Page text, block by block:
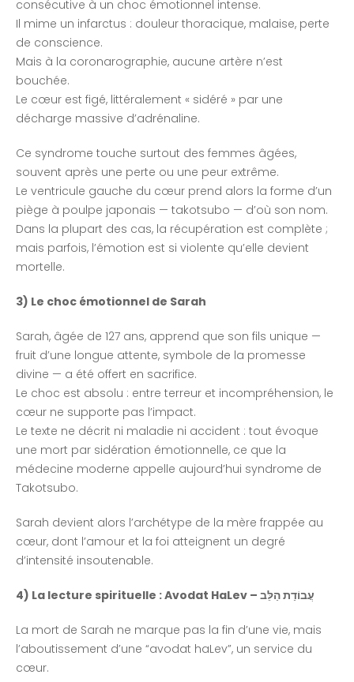
consécutive à un choc émotionnel intense.
Il mime un infarctus : douleur thoracique, malaise, perte
de conscience.
Mais à la coronarographie, aucune artère n’est
bouchée.
Le cœur est figé, littéralement « sidéré » par une
décharge massive d’adrénaline.
Ce syndrome touche surtout des femmes âgées,
souvent après une perte ou une peur extrême.
Le ventricule gauche du cœur prend alors la forme d’un
piège à poulpe japonais — takotsubo — d’où son nom.
Dans la plupart des cas, la récupération est complète ;
mais parfois, l’émotion est si violente qu’elle devient
mortelle.
3) Le choc émotionnel de Sarah
Sarah, âgée de 127 ans, apprend que son fils unique —
fruit d’une longue attente, symbole de la promesse
divine — a été offert en sacrifice.
Le choc est absolu : entre terreur et incompréhension, le
cœur ne supporte pas l’impact.
Le texte ne décrit ni maladie ni accident : tout évoque
une mort par sidération émotionnelle, ce que la
médecine moderne appelle aujourd’hui syndrome de
Takotsubo.
Sarah devient alors l’archétype de la mère frappée au
cœur, dont l’amour et la foi atteignent un degré
d’intensité insoutenable.
4) La lecture spirituelle : Avodat HaLev – עֲבוֹדַת הַלֵּב
La mort de Sarah ne marque pas la fin d’une vie, mais
l’aboutissement d’une “avodat haLev”, un service du
cœur.